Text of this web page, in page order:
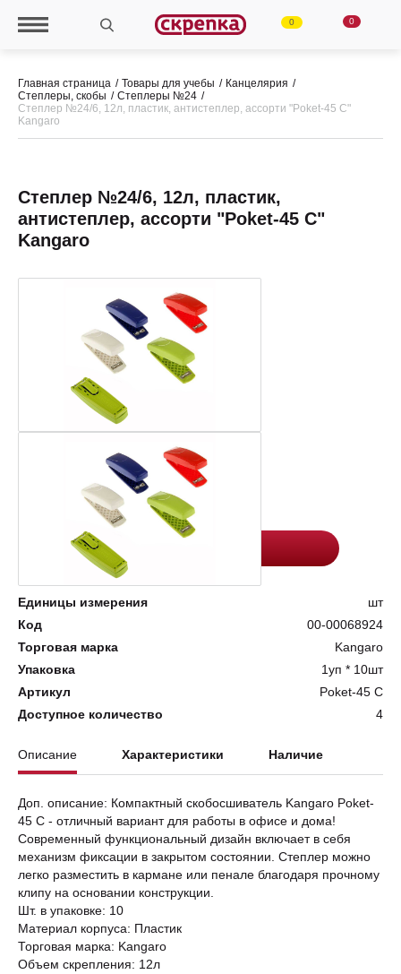
0 0
Главная страница Товары для учебы
Канцелярия
Степлеры, скобы
Степлеры №24
Степлер №24/6, 12л, пластик, антистеплер, ассорти "Poket-45 С"
Kangaro
Цена:
248.5
Добавить в корзину
Степлер №24/6, 12л, пластик,
антистеплер, ассорти "Poket-45 С"
Kangaro
Единицы измерения
шт
Код
00-00068924
Торговая марка
Kangaro
Упаковка
1уп * 10шт
Артикул
Poket-45 С
Доступное количество
4
Описание Характеристики Наличие
Доп. описание: Компактный скобосшиватель Kangaro Poket-
45 C - отличный вариант для работы в офисе и дома!
Современный функциональный дизайн включает в себя
механизм фиксации в закрытом состоянии. Степлер можно
легко разместить в кармане или пенале благодаря прочному
клипу на основании конструкции.
Шт. в упаковке: 10
Материал корпуса: Пластик
Торговая марка: Kangaro
Объем скрепления: 12л